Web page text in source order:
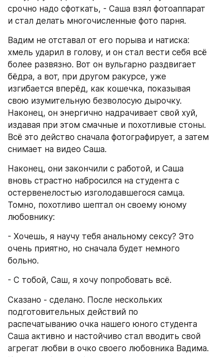
срочно надо сфоткать, - Саша взял фотоаппарат
и стал делать многочисленные фото парня.
Вадим не отставал от его порыва и натиска:
хмель ударил в голову, и он стал вести себя всё
более развязно. Вот он вульгарно раздвигает
бёдра, а вот, при другом ракурсе, уже
изгибается вперёд, как кошечка, показывая
свою изумительную безволосую дырочку.
Наконец, он энергично надрачивает свой хуй,
издавая при этом смачные и похотливые стоны.
Всё это действо сначала фотографирует, а затем
снимает на видео Саша.
Наконец, они закончили с работой, и Саша
вновь страстно набросился на студента с
остервенелостью изголодавшегося самца.
Томно, похотливо шептал он своему юному
любовнику:
- Хочешь, я научу тебя анальному сексу? Это
очень приятно, но сначала будет немного
больно.
- С тобой, Саш, я хочу попробовать всё.
Сказано - сделано. После нескольких
подготовительных действий по
распечатыванию очка нашего юного студента
Саша активно и настойчиво стал вводить свой
агрегат любви в очко своего любовника Вадима.